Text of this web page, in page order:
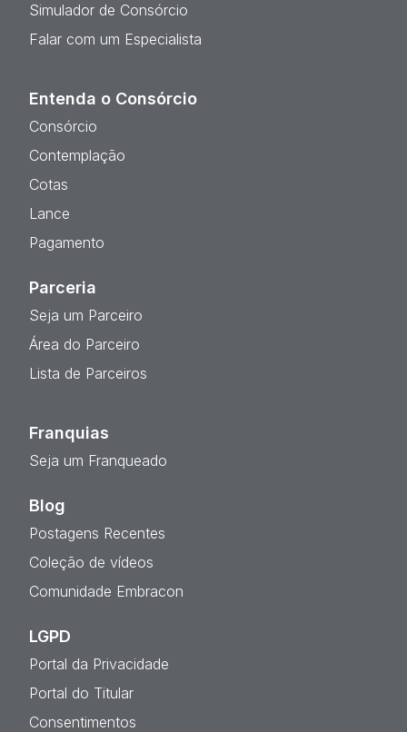
Simulador de Consórcio
Falar com um Especialista
Entenda o Consórcio
Consórcio
Contemplação
Cotas
Lance
Pagamento
Parceria
Seja um Parceiro
Área do Parceiro
Lista de Parceiros
Franquias
Seja um Franqueado
Blog
Postagens Recentes
Coleção de vídeos
Comunidade Embracon
LGPD
Portal da Privacidade
Portal do Titular
Consentimentos